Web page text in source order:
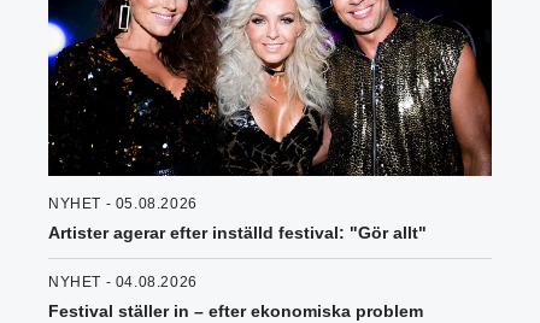
NYHET - 05.08.2026
Artister agerar efter inställd festival: "Gör allt"
NYHET - 04.08.2026
Festival ställer in – efter ekonomiska problem